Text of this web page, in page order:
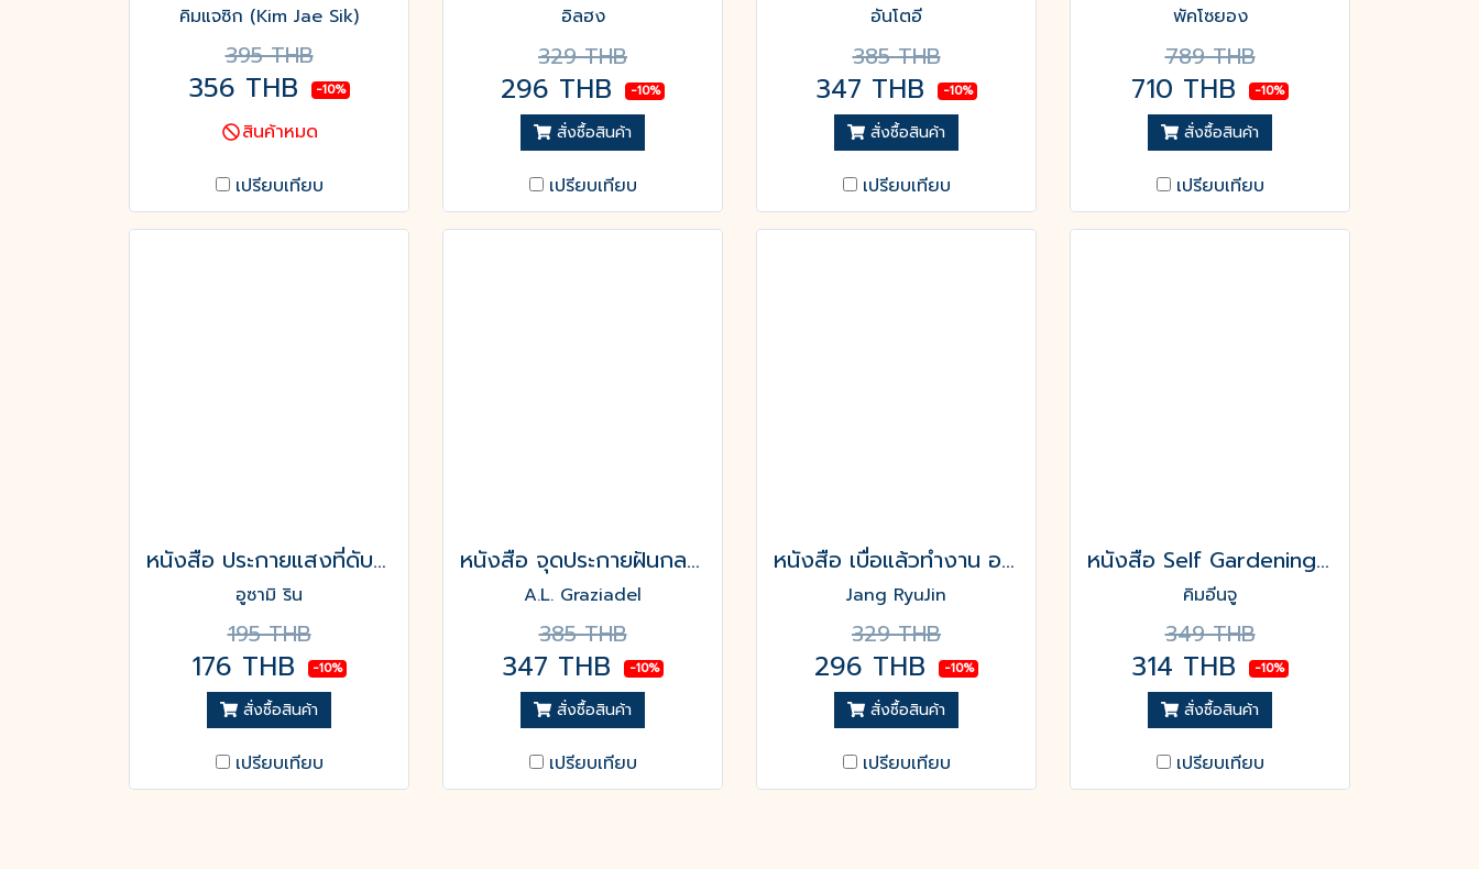
คิมแจซิก (Kim Jae Sik)
395 THB
356 THB -10%
สินค้าหมด
เปรียบเทียบ
อิลฮง
329 THB
296 THB -10%
สั่งซื้อสินค้า
เปรียบเทียบ
อันโตอี
385 THB
347 THB -10%
สั่งซื้อสินค้า
เปรียบเทียบ
พัคโซยอง
789 THB
710 THB -10%
สั่งซื้อสินค้า
เปรียบเทียบ
หนังสือ ประกายแสงที่ดับสูญ
อูซามิ ริน
195 THB
176 THB -10%
สั่งซื้อสินค้า
เปรียบเทียบ
หนังสือ จุดประกายฝันกลางลานน้ำแข็ง
A.L. Graziadel
385 THB
347 THB -10%
สั่งซื้อสินค้า
เปรียบเทียบ
หนังสือ เบื่อแล้วทำงาน อยากทะยานสู่ดวงจันทร์
Jang RyuJin
329 THB
296 THB -10%
สั่งซื้อสินค้า
เปรียบเทียบ
หนังสือ Self Gardening แล้ววันหนึ่ง'ฉัน'จะผลิบาน
คิมอีนจู
349 THB
314 THB -10%
สั่งซื้อสินค้า
เปรียบเทียบ